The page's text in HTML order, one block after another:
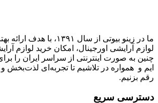
ما در زینو بیوتی از سال ۱۳۹۱،
لوازم آرایشی اورجینال، امکان خرید لوازم
چنین به صورت اینترنتی از سراسر ایران را
ایم و همواره در تلاشیم تا تجربه‌ای لذت‌بخش و
رقم بزنیم.
دسترسی سریع